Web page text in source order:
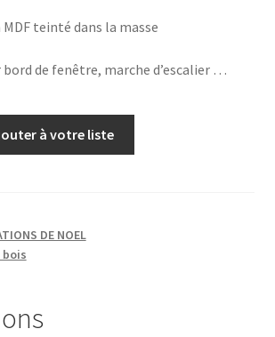
teinté dans la masse
bord de fenêtre, marche d’escalier …
à votre liste
DE NOEL
bois